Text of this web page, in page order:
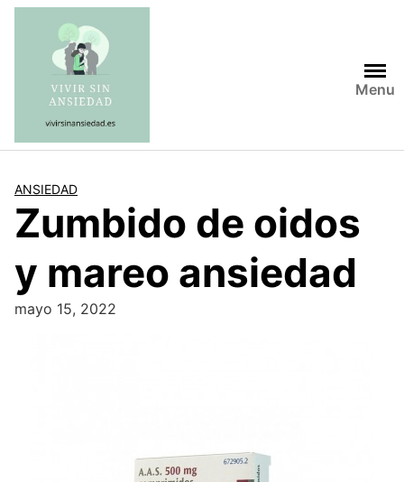
Saltar
contenido
Menu
ANSIEDAD
Zumbido de oidos
y mareo ansiedad
mayo 15, 2022